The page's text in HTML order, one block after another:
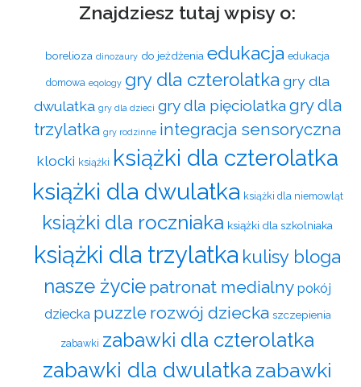
Znajdziesz tutaj wpisy o:
borelioza dinozaury do jeżdżenia edukacja edukacja
domowa eqology gry dla czterolatka gry dla
dwulatka gry dla dzieci gry dla pięciolatka gry dla
trzylatka gry rodzinne integracja sensoryczna
klocki książki książki dla czterolatka
książki dla dwulatka książki dla niemowląt
książki dla roczniaka książki dla szkolniaka
książki dla trzylatka kulisy bloga
nasze życie patronat medialny pokój
dziecka puzzle rozwój dziecka szczepienia
zabawki zabawki dla czterolatka
zabawki dla dwulatka zabawki